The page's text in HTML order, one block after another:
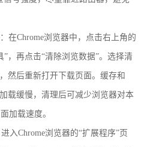
在Chrome浏览器中，点击右上角的
，再点击“清除浏览数据”。选择清
然后重新打开下载页面。缓存和
载缓慢，清理后可减少浏览器对本
加载速度。
入Chrome浏览器的“扩展程序”页